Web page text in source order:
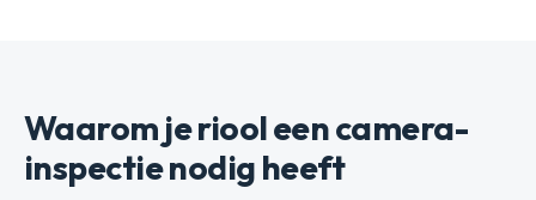
Waarom je riool een camera-
inspectie nodig heeft